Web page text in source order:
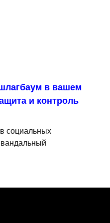
в вашем
и контроль
социальных